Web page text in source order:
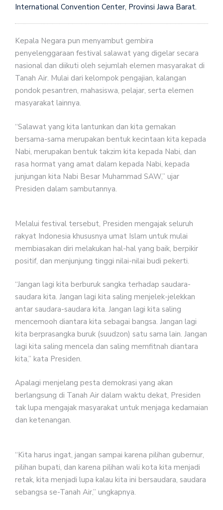
International Convention Center, Provinsi Jawa Barat.
Kepala Negara pun menyambut gembira
penyelenggaraan festival salawat yang digelar secara
nasional dan diikuti oleh sejumlah elemen masyarakat di
Tanah Air. Mulai dari kelompok pengajian, kalangan
pondok pesantren, mahasiswa, pelajar, serta elemen
masyarakat lainnya.
“Salawat yang kita lantunkan dan kita gemakan
bersama-sama merupakan bentuk kecintaan kita kepada
Nabi, merupakan bentuk takzim kita kepada Nabi, dan
rasa hormat yang amat dalam kepada Nabi, kepada
junjungan kita Nabi Besar Muhammad SAW,” ujar
Presiden dalam sambutannya.
Melalui festival tersebut, Presiden mengajak seluruh
rakyat Indonesia khususnya umat Islam untuk mulai
membiasakan diri melakukan hal-hal yang baik, berpikir
positif, dan menjunjung tinggi nilai-nilai budi pekerti.
“Jangan lagi kita berburuk sangka terhadap saudara-
saudara kita. Jangan lagi kita saling menjelek-jelekkan
antar saudara-saudara kita. Jangan lagi kita saling
mencemooh diantara kita sebagai bangsa. Jangan lagi
kita berprasangka buruk (suudzon) satu sama lain. Jangan
lagi kita saling mencela dan saling memfitnah diantara
kita,” kata Presiden.
Apalagi menjelang pesta demokrasi yang akan
berlangsung di Tanah Air dalam waktu dekat, Presiden
tak lupa mengajak masyarakat untuk menjaga kedamaian
dan ketenangan.
“Kita harus ingat, jangan sampai karena pilihan gubernur,
pilihan bupati, dan karena pilihan wali kota kita menjadi
retak, kita menjadi lupa kalau kita ini bersaudara, saudara
sebangsa se-Tanah Air,” ungkapnya.